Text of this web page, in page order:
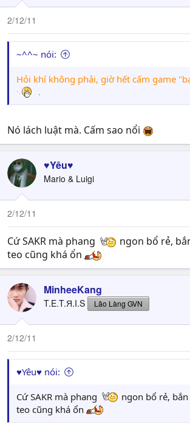
2/12/11
~^^~ nói:
Hỏi khí không phải, giờ hết cấm game
.
Nó lách luật mà. Cấm sao nổi
♥Yêu♥
Mario & Luigi
2/12/11
Cứ SAKR mà phang
ngon bổ rẻ,
teo cũng khá ổn
MinheeKang
T.E.T.Я.I.S Lão Làng GVN
2/12/11
♥Yêu♥ nói:
Cứ SAKR mà phang
ngon bổ rẻ,
teo cũng khá ổn